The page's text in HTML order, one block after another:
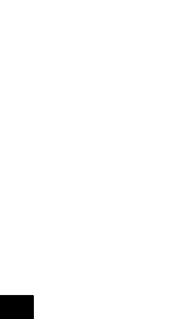
צפו
האלה החלו לחלל שבת
צולמו במקום ולאחר
רכישות בחנויות
פרטי האשראי שנגנבו,
שקלים.
נקרא לגלות ערנות
העצמי בתחנת
"ירושלים החרדית"